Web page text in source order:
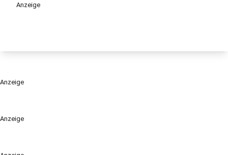
Anzeige
Anzeige
Anzeige